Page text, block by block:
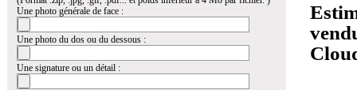
Une photo générale de face :
Une photo du dos ou du dessous :
Une signature ou un détail :